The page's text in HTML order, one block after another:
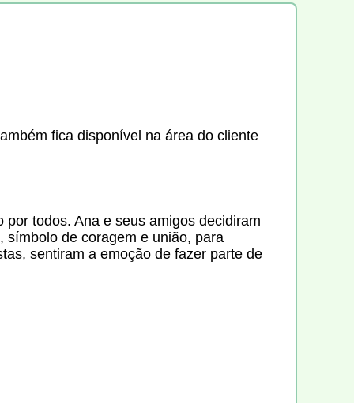
fica disponível na área do cliente
todos. Ana e seus amigos decidiram
símbolo de coragem e união, para
sentiram a emoção de fazer parte de